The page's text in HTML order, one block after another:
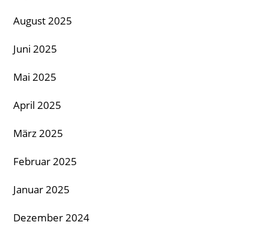
August 2025
Juni 2025
Mai 2025
April 2025
März 2025
Februar 2025
Januar 2025
Dezember 2024